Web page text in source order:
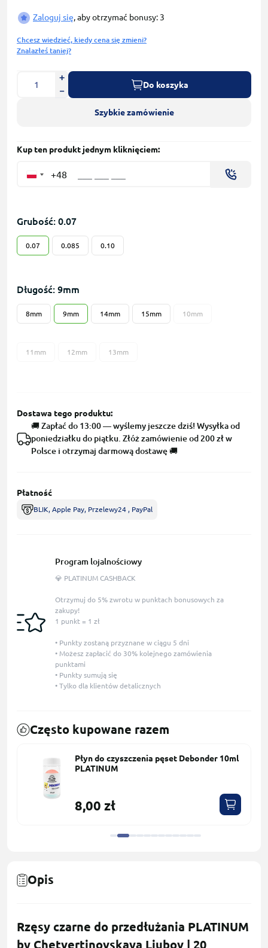
Zaloguj się, aby otrzymać bonusy: 3
Chcesz wiedzieć, kiedy cena się zmieni?
Znalazłeś taniej?
Do koszyka
Szybkie zamówienie
Kup ten produkt jednym kliknięciem:
+48
Grubość: 0.07
0.07 0.085 0.10
Długość: 9mm
8mm 9mm 14mm 15mm 10mm
11mm 12mm 13mm
Dostawa tego produktu:
🚚 Zapłać do 13:00 — wyślemy jeszcze dziś! Wysyłka od
poniedziałku do piątku. Złóż zamówienie od 200 zł w
Polsce i otrzymaj darmową dostawę 🚚
Płatność
BLIK, Apple Pay, Przelewy24 , PayPal
Program lojalnościowy
💎 PLATINUM CASHBACK
Otrzymuj do 5% zwrotu w punktach bonusowych za
zakupy!
1 punkt = 1 zł
• Punkty zostaną przyznane w ciągu 5 dni
• Możesz zapłacić do 30% kolejnego zamówienia
punktami
• Punkty sumują się
• Tylko dla klientów detalicznych
Często kupowane razem
Płyn do czyszczenia pęset Debonder 10ml
PLATINUM
8,00 zł
Opis
Rzęsy czarne do przedłużania PLATINUM
by Chetvertinovskaya Liubov | 20